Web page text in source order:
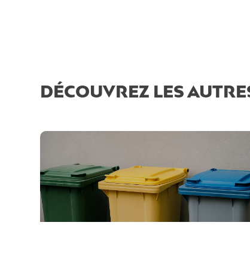
DÉCOUVREZ LES